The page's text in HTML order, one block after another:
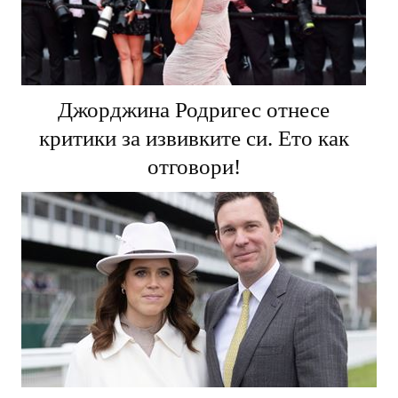
Джорджина Родригес отнесе
критики за извивките си. Ето как
отговори!